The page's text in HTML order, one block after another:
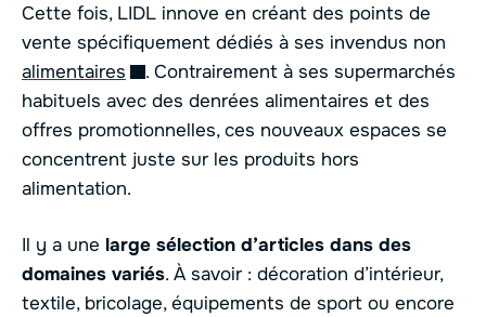
Cette fois, LIDL innove en créant des points de
vente spécifiquement dédiés à ses invendus non
alimentaires
. Contrairement à ses supermarchés
habituels avec des denrées alimentaires et des
offres promotionnelles, ces nouveaux espaces se
concentrent juste sur les produits hors
alimentation.
Il y a une large sélection d’articles dans des
domaines variés. À savoir : décoration d’intérieur,
textile, bricolage, équipements de sport ou encore